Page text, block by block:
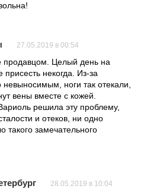
27.05.2019 в 00:54
продавцом. Целый день на
присесть некогда. Из-за
невыносимым, ноги так отекали,
вены вместе с кожей.
решила эту проблему,
и отеков, ни одно
такого замечательного
28.05.2019 в 10:04